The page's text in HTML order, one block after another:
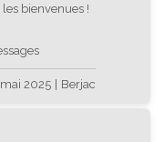
bienvenues !
2025 | Berjac